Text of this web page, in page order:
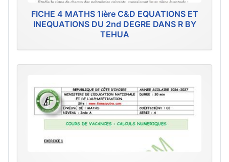
FICHE 4 MATHS 1ière C&D EQUATIONS ET
INEQUATIONS DU 2nd DEGRE DANS R BY
TEHUA